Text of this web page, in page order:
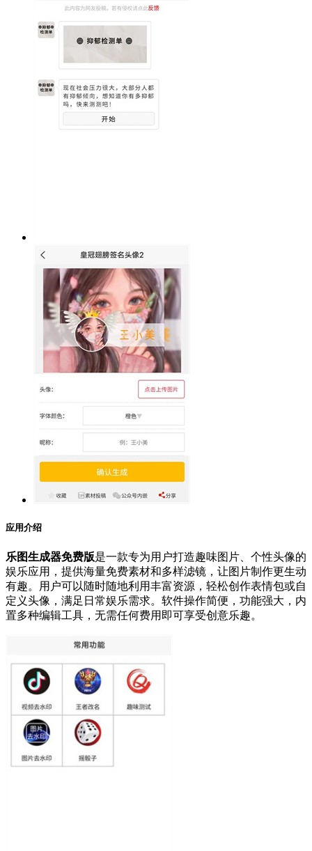
应用介绍
乐图生成器免费版是一款专为用户打造趣味图片、个性头像的
娱乐应用，提供海量免费素材和多样滤镜，让图片制作更生动
有趣。用户可以随时随地利用丰富资源，轻松创作表情包或自
定义头像，满足日常娱乐需求。软件操作简便，功能强大，内
置多种编辑工具，无需任何费用即可享受创意乐趣。